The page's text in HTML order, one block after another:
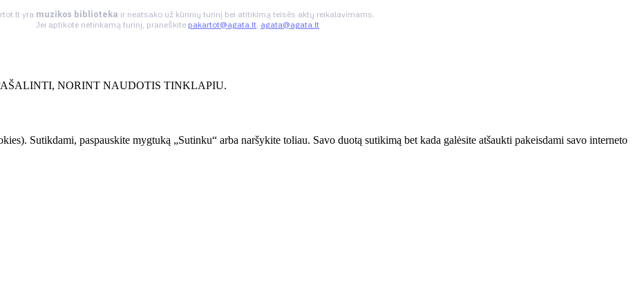
yra muzikos biblioteka ir neatsako už kūrinių turinį bei atitikimą teisės aktų reikalavimams.
Jei aptikote netinkamą turinį, praneškite pakartot@agata.lt, agata@agata.lt
NORINT NAUDOTIS TINKLAPIU.
Sutikdami, paspauskite mygtuką „Sutinku“ arba naršykite toliau. Savo duotą sutikimą bet kada galėsite atšaukti pakeisdami savo interneto